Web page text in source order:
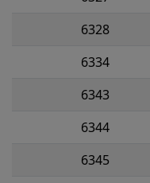
6328
6334
6343
6344
6345